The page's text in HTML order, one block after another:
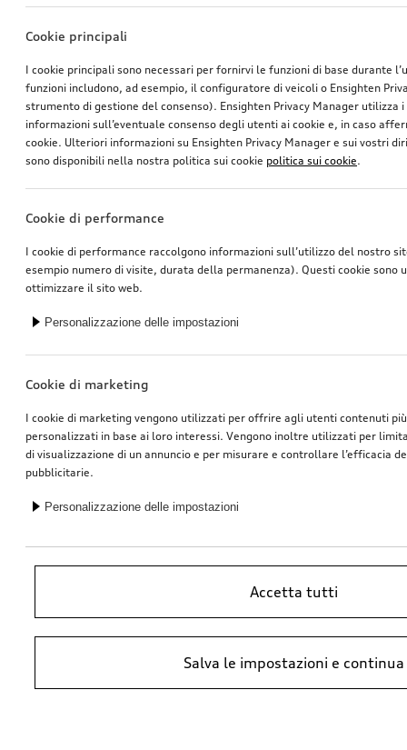
*187.00 SFr.
1
Vengono visualizzati su 3
Cookie principali
I cookie principali sono necessari per fornirvi le funzioni di base durante
funzioni includono, ad esempio, il configuratore di veicoli o Ensighten
strumento di gestione del consenso). Ensighten Privacy Manager utilizza
informazioni sull’eventuale consenso degli utenti ai cookie e, in caso
cookie. Ulteriori informazioni su Ensighten Privacy Manager e sui vostri
sono disponibili nella nostra politica sui cookie politica sui cookie.
Cookie di performance
I cookie di performance raccolgono informazioni sull’utilizzo del nostro
esempio numero di visite, durata della permanenza). Questi cookie sono
ottimizzare il sito web.
Personalizzazione delle impostazioni
Cookie di marketing
I cookie di marketing vengono utilizzati per offrire agli utenti contenuti
personalizzati in base ai loro interessi. Vengono inoltre utilizzati per
di visualizzazione di un annuncio e per misurare e controllare l’efficacia
pubblicitarie.
Personalizzazione delle impostazioni
Accetta tutti
Salva le impostazioni e continua